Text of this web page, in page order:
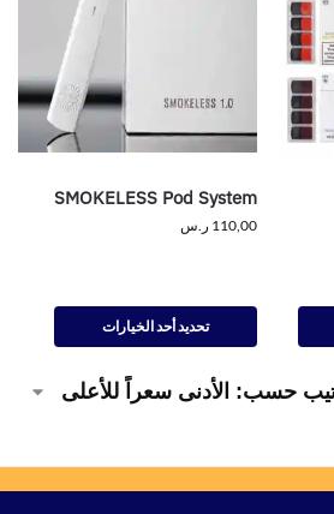
SMOKELESS Pod System
110,00 ر.س
تحديد أحد الخيارات